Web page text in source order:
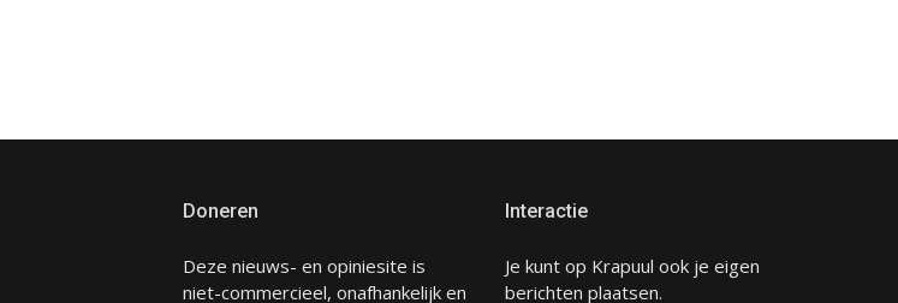
Doneren
Deze nieuws- en opiniesite is
niet-commercieel, onafhankelijk en
Interactie
Je kunt op Krapuul ook je eigen
berichten plaatsen.